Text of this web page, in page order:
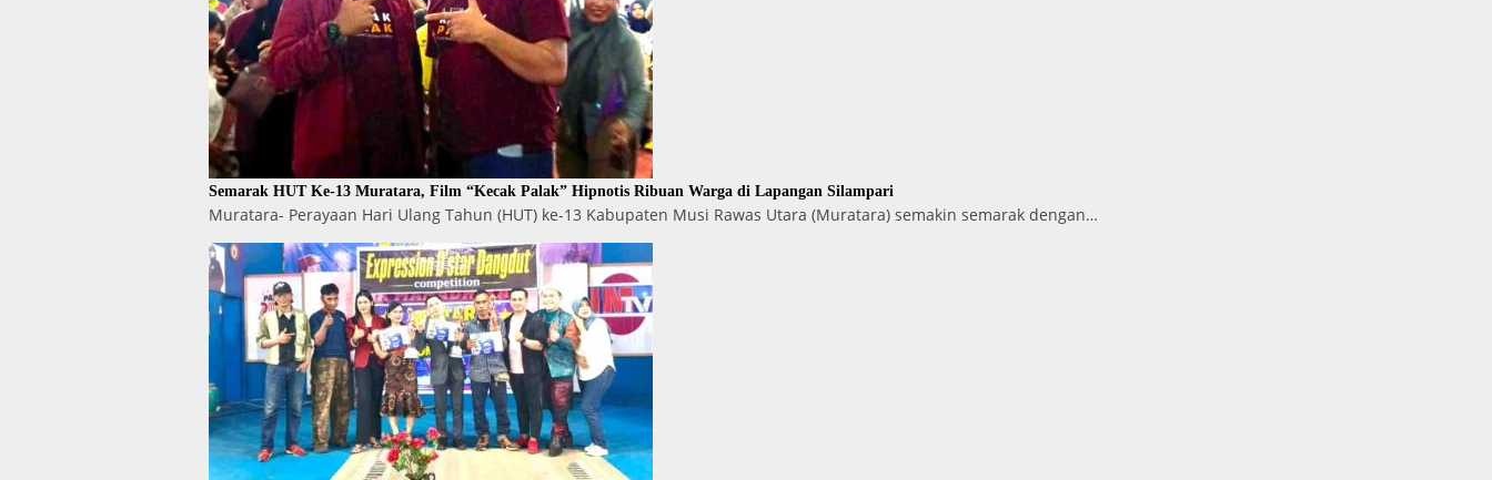
Semarak HUT Ke-13 Muratara, Film “Kecak Palak” Hipnotis Ribuan Warga di Lapangan Silampari
Muratara- Perayaan Hari Ulang Tahun (HUT) ke-13 Kabupaten Musi Rawas Utara (Muratara) semakin semarak dengan…